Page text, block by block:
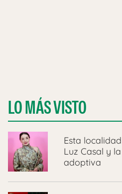
LO MÁS VISTO
Esta
Luz Casal y
adoptiva